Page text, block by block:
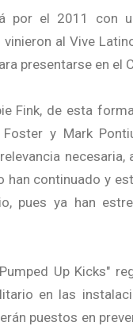
por el 2011 con
al Vive
presentarse en el
Fink, de esta
y Mark
continuado y
pues ya han
Up Kicks"
en las
puestos en